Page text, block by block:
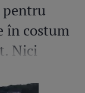
pentru
în costum
Nici